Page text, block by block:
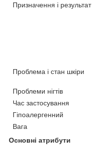
Призначення і результат
Проблема і стан шкіри
Проблеми нігтів
Час застосування
Гіпоалергенний
Вага
Основні атрибути